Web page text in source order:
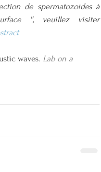
de spermatozoïdes à
haute intégrité de l'ADN à l'aide d'ondes acoustiques de surface '', veuillez visiter
waves. Lab on a